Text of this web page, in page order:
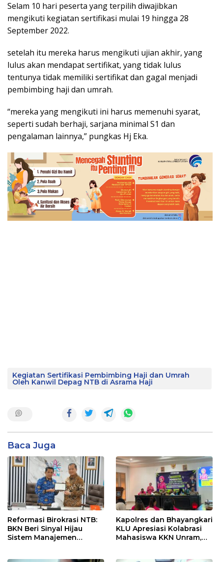
Selam 10 hari peserta yang terpilih diwajibkan
mengikuti kegiatan sertifikasi mulai 19 hingga 28
September 2022.
setelah itu mereka harus mengikuti ujian akhir, yang
lulus akan mendapat sertifikat, yang tidak lulus
tentunya tidak memiliki sertifikat dan gagal menjadi
pembimbing haji dan umrah.
“mereka yang mengikuti ini harus memenuhi syarat,
seperti sudah berhaji, sarjana minimal S1 dan
pengalaman lainnya,” pungkas Hj Eka.
Kegiatan Sertifikasi Pembimbing Haji dan Umrah
Oleh Kanwil Depag NTB di Asrama Haji
Baca Juga
Reformasi Birokrasi NTB:
BKN Beri Sinyal Hijau
Sistem Manajemen
Kapolres dan Bhayangkari
KLU Apresiasi Kolabrasi
Mahasiswa KKN Unram,